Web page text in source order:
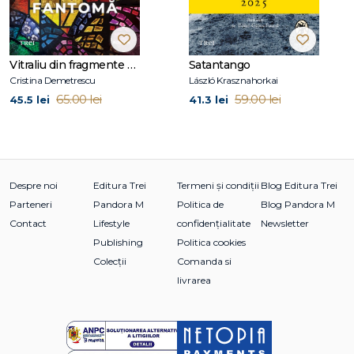
Liga Militară. Povestea lor stă la baza romanuluiMade in
Sweden, apărut deja la Editura Trei, a cărui poveste se
continuă înMade in Sweden 2 - Fiii.
Vitraliu din fragmente de fantomă
Cristina Demetrescu
45.5 lei 65.00 lei
Satantango
László Krasznahorkai
41.3 lei 59.00 lei
Despre noi
Parteneri
Contact
Editura Trei
Pandora M
Lifestyle
Publishing
Colecții
Termeni și condiții
Politica de
confidențialitate
Politica cookies
Comanda si
livrarea
Blog Editura Trei
Blog Pandora M
Newsletter